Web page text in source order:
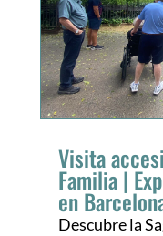
Visita
Familia |
en
Descubre la